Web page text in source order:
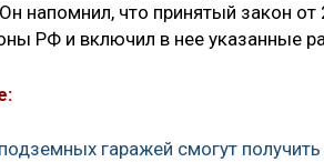
Он напомнил, что принятый закон
РФ и включил в нее указанные
гаражей смогут